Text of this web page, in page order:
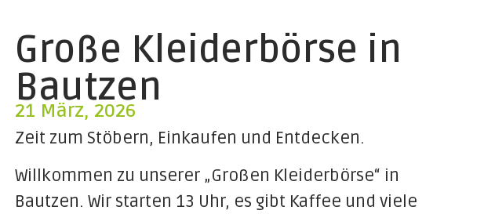
Große Kleiderbörse in
Bautzen
21 März, 2026
Zeit zum Stöbern, Einkaufen und Entdecken.
Willkommen zu unserer „Großen Kleiderbörse“ in
Bautzen. Wir starten 13 Uhr, es gibt Kaffee und viele